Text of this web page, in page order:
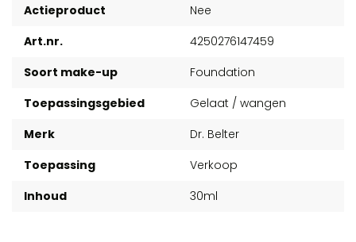
Actieproduct
Nee
Art.nr.
4250276147459
Soort make-up
Foundation
Toepassingsgebied
Gelaat / wangen
Merk
Dr. Belter
Toepassing
Verkoop
Inhoud
30ml